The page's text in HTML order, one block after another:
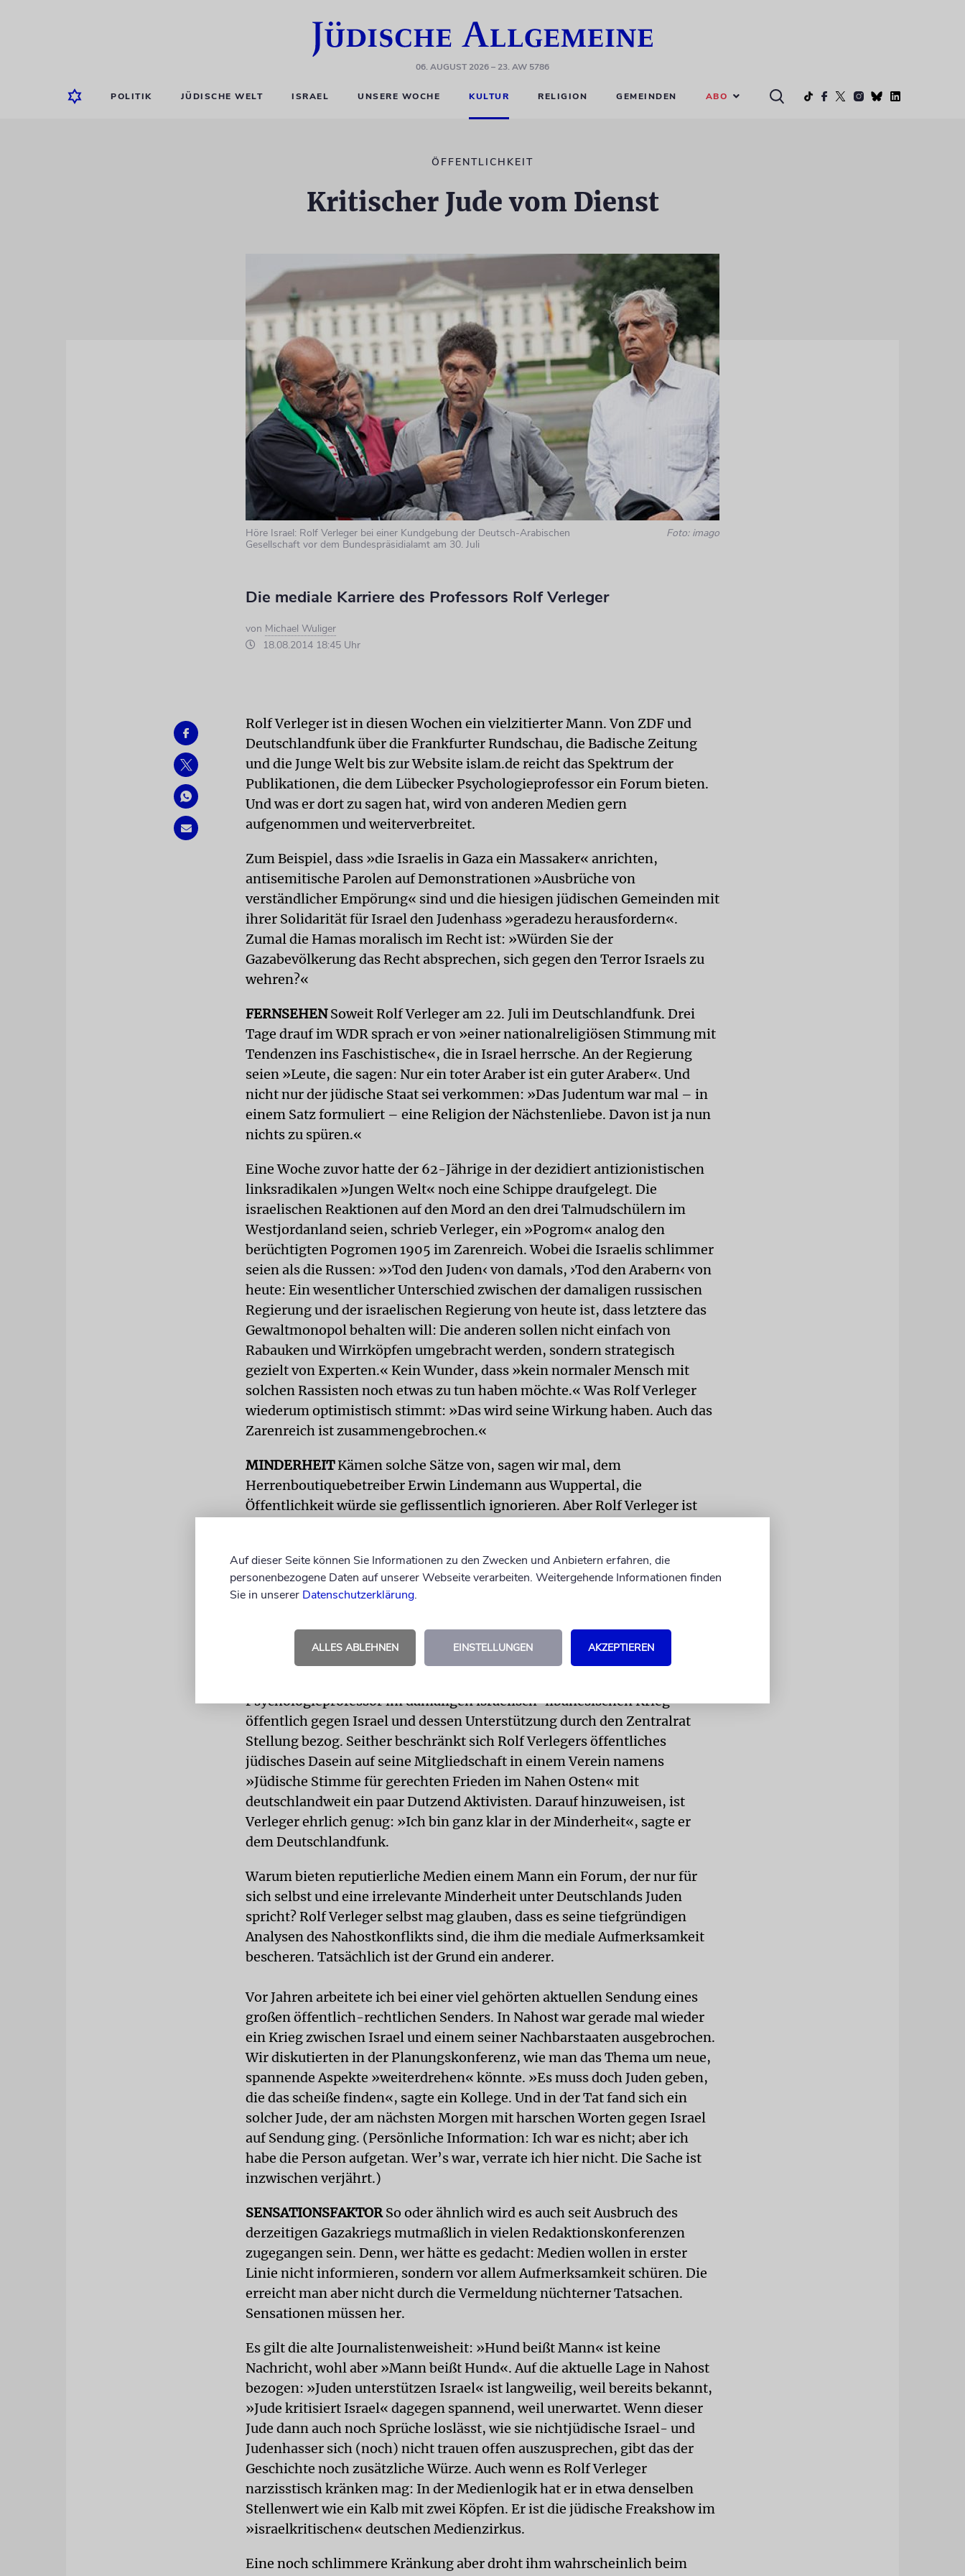
06. AUGUST 2026– 23. AW 5786
POLITIK JÜDISCHE WELT ISRAEL UNSERE WOCHE KULTUR RELIGION GEMEINDEN ABO
ÖFFENTLICHKEIT
Kritischer Jude vom Dienst
Höre Israel: Rolf Verleger bei einer Kundgebung der Deutsch-Arabischen
Gesellschaft vor dem Bundespräsidialamt am 30. Juli
Foto: imago
Die mediale Karriere des Professors Rolf Verleger
von Michael Wuliger
18.08.2014 18:45 Uhr
Rolf Verleger ist in diesen Wochen ein vielzitierter Mann. Von ZDF und
Deutschlandfunk über die Frankfurter Rundschau, die Badische Zeitung
und die Junge Welt bis zur Website islam.de reicht das Spektrum der
Publikationen, die dem Lübecker Psychologieprofessor ein Forum bieten.
Und was er dort zu sagen hat, wird von anderen Medien gern
aufgenommen und weiterverbreitet.
Zum Beispiel, dass »die Israelis in Gaza ein Massaker« anrichten,
antisemitische Parolen auf Demonstrationen »Ausbrüche von
verständlicher Empörung« sind und die hiesigen jüdischen Gemeinden mit
ihrer Solidarität für Israel den Judenhass »geradezu herausfordern«.
Zumal die Hamas moralisch im Recht ist: »Würden Sie der
Gazabevölkerung das Recht absprechen, sich gegen den Terror Israels zu
wehren?«
FERNSEHENSoweit Rolf Verleger am 22. Juli im Deutschlandfunk. Drei
Tage drauf im WDR sprach er von »einer nationalreligiösen Stimmung mit
Tendenzen ins Faschistische«, die in Israel herrsche. An der Regierung
seien »Leute, die sagen: Nur ein toter Araber ist ein guter Araber«. Und
nicht nur der jüdische Staat sei verkommen: »Das Judentum war mal – in
einem Satz formuliert – eine Religion der Nächstenliebe. Davon ist ja nun
nichts zu spüren.«
Eine Woche zuvor hatte der 62-Jährige in der dezidiert antizionistischen
linksradikalen »Jungen Welt« noch eine Schippe draufgelegt. Die
israelischen Reaktionen auf den Mord an den drei Talmudschülern im
Westjordanland seien, schrieb Verleger, ein »Pogrom« analog den
berüchtigten Pogromen 1905 im Zarenreich. Wobei die Israelis schlimmer
seien als die Russen: »›Tod den Juden‹ von damals, ›Tod den Arabern‹ von
heute: Ein wesentlicher Unterschied zwischen der damaligen russischen
Regierung und der israelischen Regierung von heute ist, dass letztere das
Gewaltmonopol behalten will: Die anderen sollen nicht einfach von
Rabauken und Wirrköpfen umgebracht werden, sondern strategisch
gezielt von Experten.« Kein Wunder, dass »kein normaler Mensch mit
solchen Rassisten noch etwas zu tun haben möchte.« Was Rolf Verleger
wiederum optimistisch stimmt: »Das wird seine Wirkung haben. Auch das
Zarenreich ist zusammengebrochen.«
MINDERHEITKämen solche Sätze von, sagen wir mal, dem
Herrenboutiquebetreiber Erwin Lindemann aus Wuppertal, die
Öffentlichkeit würde sie geflissentlich ignorieren. Aber Rolf Verleger ist
Wiesenjude, sondern ein leibhaftiges, wenn auch ehemaliges
Direktoriumsmitglied des Zentralrats sogar.
Lübeck und die Jüdische Gemeinschaft Schleswig- Holstein im
Direktorium, bevor diese ihn abwählten, womit automatisch auch sein Sitz
Psychologieprofessor im damaligen israelisch-libanesischen Krieg
öffentlich gegen Israel und dessen Unterstützung durch den Zentralrat
Stellung bezog. Seither beschränkt sich Rolf Verlegers öffentliches
jüdisches Dasein auf seine Mitgliedschaft in einem Verein namens
»Jüdische Stimme für gerechten Frieden im Nahen Osten« mit
deutschlandweit ein paar Dutzend Aktivisten. Darauf hinzuweisen, ist
Verleger ehrlich genug: »Ich bin ganz klar in der Minderheit«, sagte er
dem Deutschlandfunk.
Warum bieten reputierliche Medien einem Mann ein Forum, der nur für
sich selbst und eine irrelevante Minderheit unter Deutschlands Juden
spricht? Rolf Verleger selbst mag glauben, dass es seine tiefgründigen
Analysen des Nahostkonflikts sind, die ihm die mediale Aufmerksamkeit
bescheren. Tatsächlich ist der Grund ein anderer.
Vor Jahren arbeitete ich bei einer viel gehörten aktuellen Sendung eines
großen öffentlich-rechtlichen Senders. In Nahost war gerade mal wieder
ein Krieg zwischen Israel und einem seiner Nachbarstaaten ausgebrochen.
Wir diskutierten in der Planungskonferenz, wie man das Thema um neue,
spannende Aspekte »weiterdrehen« könnte. »Es muss doch Juden geben,
die das scheiße finden«, sagte ein Kollege. Und in der Tat fand sich ein
solcher Jude, der am nächsten Morgen mit harschen Worten gegen Israel
auf Sendung ging. (Persönliche Information: Ich war es nicht; aber ich
habe die Person aufgetan. Wer’s war, verrate ich hier nicht. Die Sache ist
inzwischen verjährt.)
SENSATIONSFAKTORSo oder ähnlich wird es auch seit Ausbruch des
derzeitigen Gazakriegs mutmaßlich in vielen Redaktionskonferenzen
zugegangen sein. Denn, wer hätte es gedacht: Medien wollen in erster
Linie nicht informieren, sondern vor allem Aufmerksamkeit schüren. Die
erreicht man aber nicht durch die Vermeldung nüchterner Tatsachen.
Sensationen müssen her.
Es gilt die alte Journalistenweisheit: »Hund beißt Mann« ist keine
Nachricht, wohl aber »Mann beißt Hund«. Auf die aktuelle Lage in Nahost
bezogen: »Juden unterstützen Israel« ist langweilig, weil bereits bekannt,
»Jude kritisiert Israel« dagegen spannend, weil unerwartet. Wenn dieser
Jude dann auch noch Sprüche loslässt, wie sie nichtjüdische Israel- und
Judenhasser sich (noch) nicht trauen offen auszusprechen, gibt das der
Geschichte noch zusätzliche Würze. Auch wenn es Rolf Verleger
narzisstisch kränken mag: In der Medienlogik hat er in etwa denselben
Stellenwert wie ein Kalb mit zwei Köpfen. Er ist die jüdische Freakshow im
»israelkritischen« deutschen Medienzirkus.
Eine noch schlimmere Kränkung aber droht ihm wahrscheinlich beim
Auf dieser Seite können Sie Informationen zu den Zwecken und Anbietern erfahren, die
personenbezogene Daten auf unserer Webseite verarbeiten. Weitergehende Informationen finden
Sie in unserer Datenschutzerklärung.
ALLES ABLEHNEN EINSTELLUNGEN AKZEPTIEREN